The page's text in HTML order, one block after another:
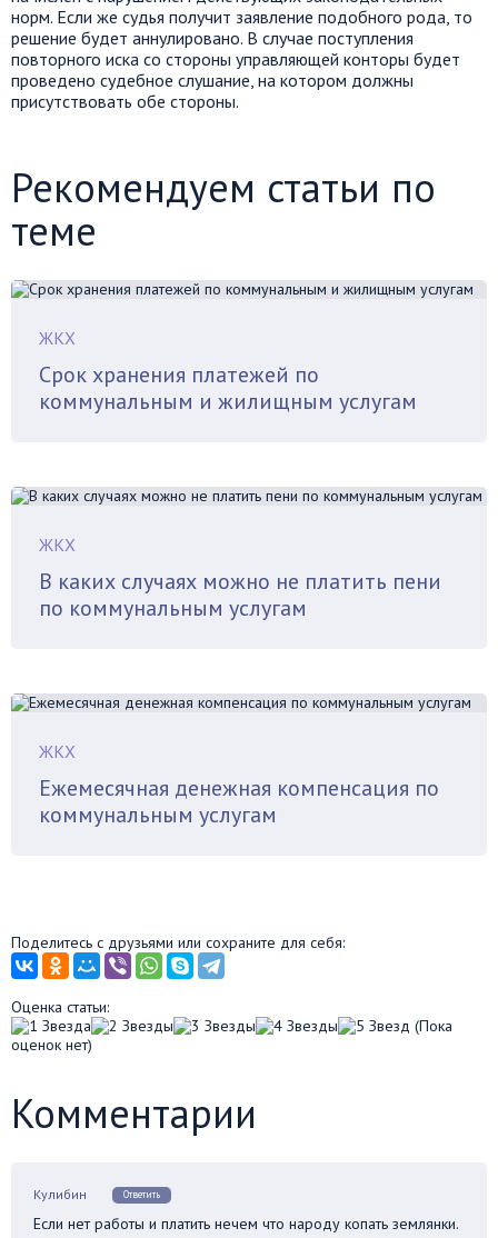
норм. Если же судья получит заявление подобного рода, то
решение будет аннулировано. В случае поступления
повторного иска со стороны управляющей конторы будет
проведено судебное слушание, на котором должны
присутствовать обе стороны.
Рекомендуем статьи по
теме
ЖКХ
Срок хранения платежей по
коммунальным и жилищным услугам
ЖКХ
В каких случаях можно не платить пени
по коммунальным услугам
ЖКХ
Ежемесячная денежная компенсация по
коммунальным услугам
Поделитесь с друзьями или сохраните для себя:
Оценка статьи:
(Пока
оценок нет)
Комментарии
Кулибин Ответить
Если нет работы и платить нечем что народу копать землянки.